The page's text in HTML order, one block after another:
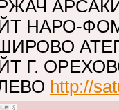
НАРО-
Г.
http://